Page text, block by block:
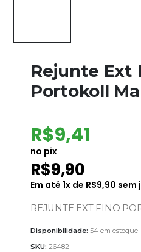
Rejunte Ext
Portokoll
R$9,41
no pix
R$9,90
Em até 1x de R$9,90 sem
REJUNTE EXT FINO
Disponibilidade: 54 em estoque
SKU: 26482